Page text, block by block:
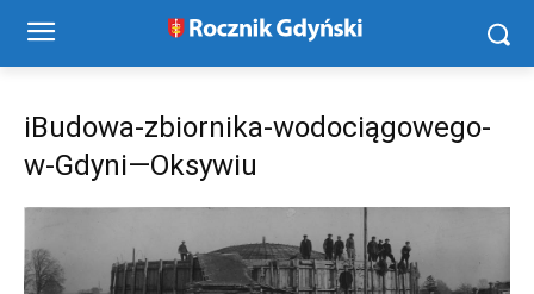
iBudowa-zbiornika-wodociągowego-
w-Gdyni—Oksywiu